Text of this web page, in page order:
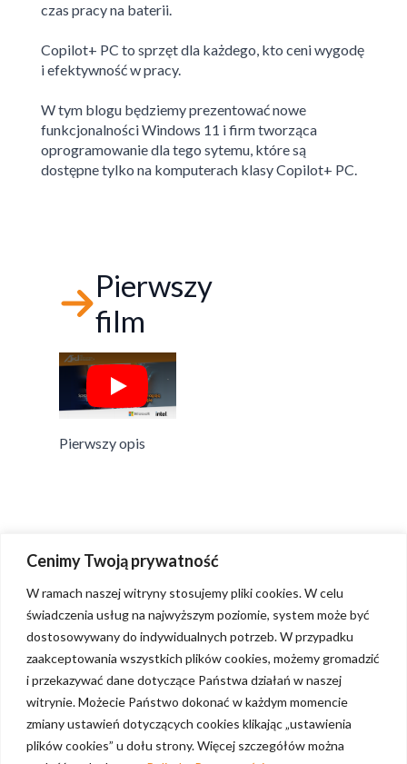
Cenimy Twoją prywatność
W ramach naszej witryny stosujemy pliki cookies. W celu
świadczenia usług na najwyższym poziomie, system może być
dostosowywany do indywidualnych potrzeb. W przypadku
zaakceptowania wszystkich plików cookies, możemy gromadzić
i przekazywać dane dotyczące Państwa działań w naszej
witrynie. Możecie Państwo dokonać w każdym momencie
zmiany ustawień dotyczących cookies klikając „ustawienia
plików cookies” u dołu strony. Więcej szczegółów można
czas pracy na baterii.
Copilot+ PC to sprzęt dla każdego, kto ceni wygodę
i efektywność w pracy.
W tym blogu będziemy prezentować nowe
funkcjonalności Windows 11 i firm tworząca
oprogramowanie dla tego sytemu, które są
dostępne tylko na komputerach klasy Copilot+ PC.
Pierwszy
film
Play
Pierwszy opis